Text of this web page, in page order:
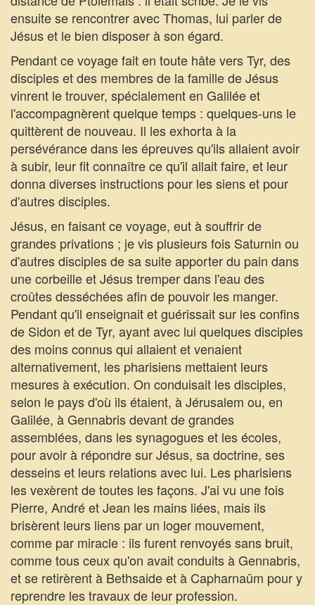
ensuite se rencontrer avec Thomas, lui parler de
Jésus et le bien disposer à son égard.
Pendant ce voyage fait en toute hâte vers Tyr, des
disciples et des membres de la famille de Jésus
vinrent le trouver, spécialement en Galilée et
l'accompagnèrent quelque temps : quelques-uns le
quittèrent de nouveau. Il les exhorta à la
persévérance dans les épreuves qu'ils allaient avoir
à subir, leur fit connaître ce qu'il allait faire, et leur
donna diverses instructions pour les siens et pour
d'autres disciples.
Jésus, en faisant ce voyage, eut à souffrir de
grandes privations ; je vis plusieurs fois Saturnin ou
d'autres disciples de sa suite apporter du pain dans
une corbeille et Jésus tremper dans l'eau des
croûtes desséchées afin de pouvoir les manger.
Pendant qu'il enseignait et guérissait sur les confins
de Sidon et de Tyr, ayant avec lui quelques disciples
des moins connus qui allaient et venaient
alternativement, les pharisiens mettaient leurs
mesures à exécution. On conduisait les disciples,
selon le pays d'où ils étaient, à Jérusalem ou, en
Galilée, à Gennabris devant de grandes
assemblées, dans les synagogues et les écoles,
pour avoir à répondre sur Jésus, sa doctrine, ses
desseins et leurs relations avec lui. Les pharisiens
les vexèrent de toutes les façons. J'ai vu une fois
Pierre, André et Jean les mains liées, mais ils
brisèrent leurs liens par un loger mouvement,
comme par miracle : ils furent renvoyés sans bruit,
comme tous ceux qu'on avait conduits à Gennabris,
et se retirèrent à Bethsaide et à Capharnaüm pour y
reprendre les travaux de leur profession.